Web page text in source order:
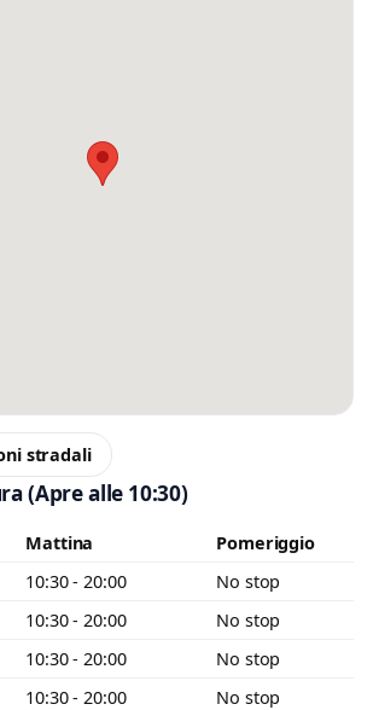
stradali
(Apre alle 10:30)
Mattina
Pomeriggio
10:30 - 20:00
No stop
10:30 - 20:00
No stop
10:30 - 20:00
No stop
10:30 - 20:00
No stop
privacy